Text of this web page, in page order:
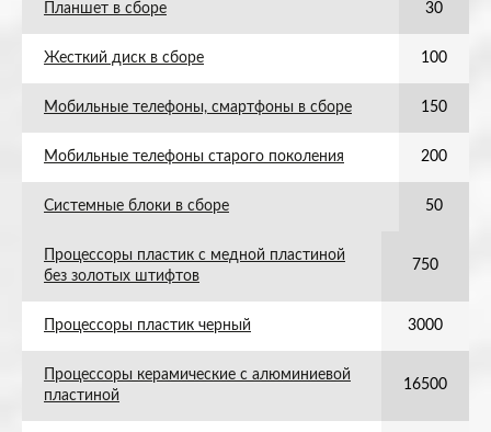
Планшет в сборе 30
Жесткий диск в сборе 100
Мобильные телефоны, смартфоны в сборе 150
Мобильные телефоны старого поколения 200
Системные блоки в сборе 50
Процессоры пластик с медной пластиной
без золотых штифтов
750
Процессоры пластик черный 3000
Процессоры керамические с алюминиевой
пластиной
16500